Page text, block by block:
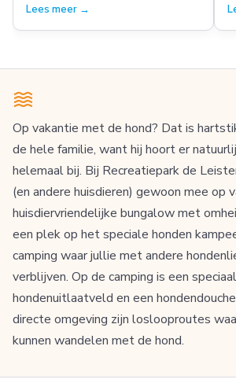
Lees meer →
Op vakantie met de hond? Dat is
de hele familie, want hij hoort er
helemaal bij. Bij Recreatiepark de
(en andere huisdieren) gewoon mee op
huisdiervriendelijke bungalow met
een plek op het speciale honden
camping waar jullie met andere
verblijven. Op de camping is een speciaal
hondenuitlaatveld en een
directe omgeving zijn loslooproutes
kunnen wandelen met de hond.